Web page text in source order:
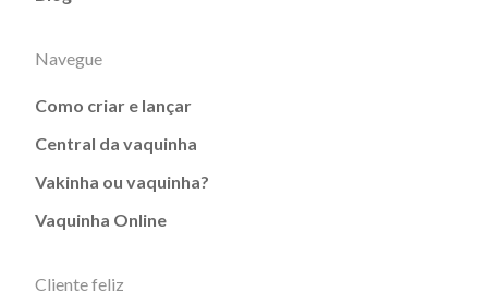
Navegue
Como criar e lançar
Central da vaquinha
Vakinha ou vaquinha?
Vaquinha Online
Cliente feliz